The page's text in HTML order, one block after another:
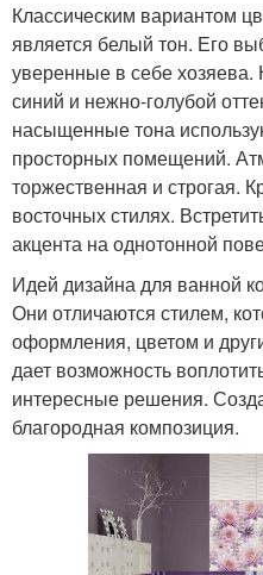
Классическим вариантом
является белый тон. Его
уверенные в себе
синий и нежно-голубой
насыщенные тона
просторных помещений.
торжественная и строгая.
восточных стилях.
акцента на однотонной
Идей дизайна для ванной
Они отличаются стилем,
оформления, цветом и
дает возможность
интересные решения.
благородная композиция.